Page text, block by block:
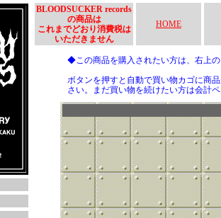
BLOODSUCKER records
の商品は
これまでどおり消費税は
いただきません
HOME
◆この商品を購入されたい方は、右上
ボタンを押すと自動で買い物カゴに商
さい。まだ買い物を続けたい方は会計